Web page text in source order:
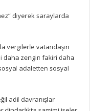
diyerek saraylarda
vergilerle vatandaşın
daha zengin fakiri daha
adaletten sosyal
adil davranışlar